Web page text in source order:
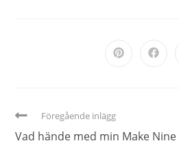
Föregående inlägg
Vad hände med min Make Nine